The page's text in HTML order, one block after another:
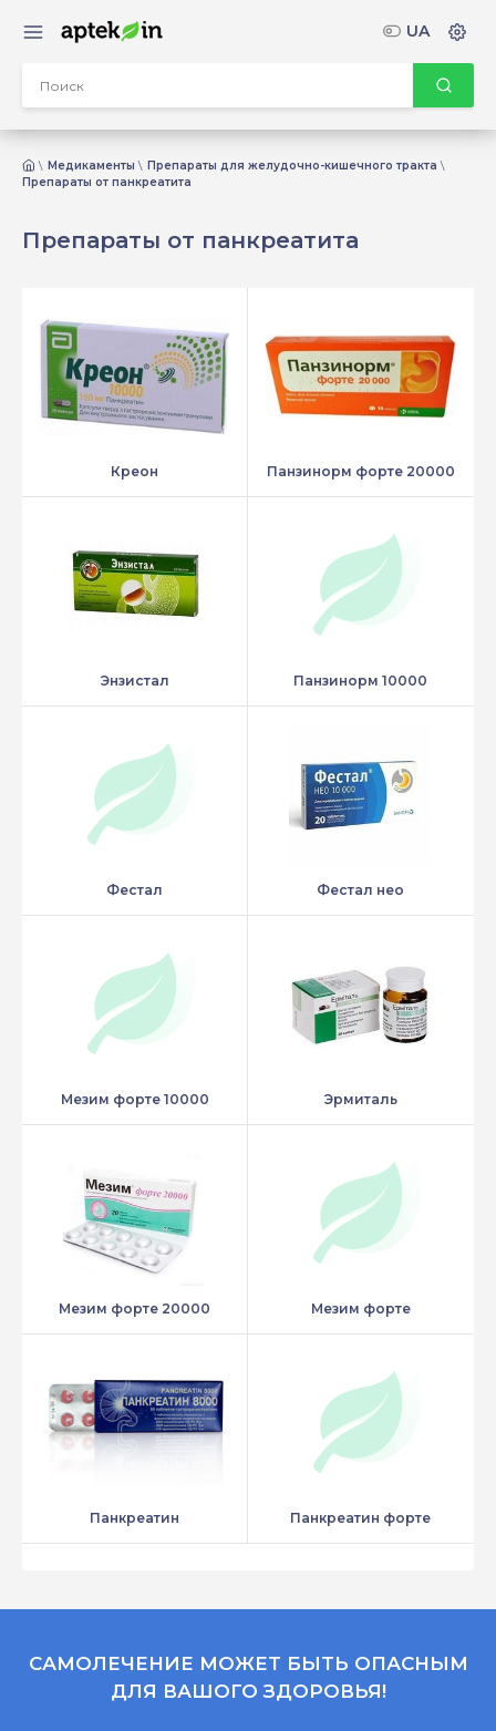
Медикаменты
Препараты для желудочно-кишечного тракта
Препараты от панкреатита
Препараты от панкреатита
Креон Панзинорм форте 20000
Энзистал Панзинорм 10000
Фестал Фестал нео
Мезим форте 10000 Эрмиталь
Мезим форте 20000 Мезим форте
Панкреатин Панкреатин форте
UA
САМОЛЕЧЕНИЕ МОЖЕТ БЫТЬ ОПАСНЫМ
ДЛЯ ВАШОГО ЗДОРОВЬЯ!